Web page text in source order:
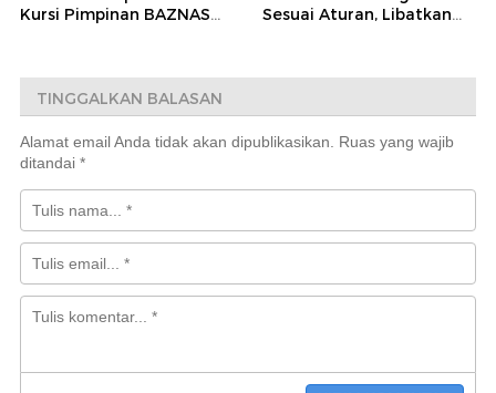
Kursi Pimpinan BAZNAS
Sesuai Aturan, Libatkan
TINGGALKAN BALASAN
Alamat email Anda tidak akan dipublikasikan.
Ruas yang wajib
ditandai *